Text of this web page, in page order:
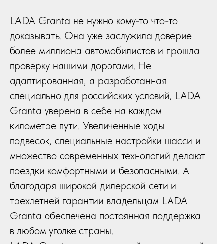
LADA Granta не нужно кому-то что-то
доказывать. Она уже заслужила доверие
более миллиона автомобилистов и прошла
проверку нашими дорогами. Не
адаптированная, а разработанная
специально для российских условий, LADA
Granta уверена в себе на каждом
километре пути. Увеличенные ходы
подвесок, специальные настройки шасси и
множество современных технологий делают
поездки комфортными и безопасными. А
благодаря широкой дилерской сети и
трехлетней гарантии владельцам LADA
Granta обеспечена постоянная поддержка
в любом уголке страны.